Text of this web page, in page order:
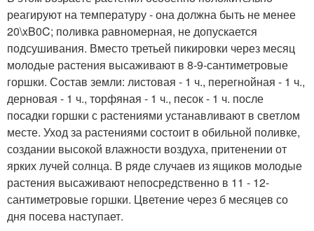
реагируют на температуру - она должна быть не менее
20\xB0C; поливка равномерная, не допускается
подсушивания. Вместо третьей пикировки через месяц
молодые растения высаживают в 8-9-сантиметровые
горшки. Состав земли: листовая - 1 ч., перегнойная - 1 ч.,
дерновая - 1 ч., торфяная - 1 ч., песок - 1 ч. после
посадки горшки с растениями устанавливают в светлом
месте. Уход за растениями состоит в обильной поливке,
создании высокой влажности воздуха, притенении от
ярких лучей солнца. В ряде случаев из ящиков молодые
растения высаживают непосредственно в 11 - 12-
сантиметровые горшки. Цветение через б месяцев со
дня посева наступает.